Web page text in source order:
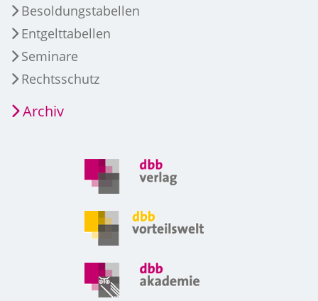
Besoldungstabellen
Entgelttabellen
Seminare
Rechtsschutz
Archiv